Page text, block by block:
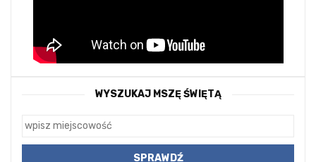
WYSZUKAJ MSZĘ ŚWIĘTĄ